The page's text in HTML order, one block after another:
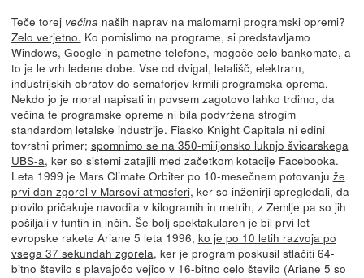
Teče torej večina naših naprav na malomarni programski opremi?
Zelo verjetno. Ko pomislimo na programe, si predstavljamo
Windows, Google in pametne telefone, mogoče celo bankomate, a
to je le vrh ledene dobe. Vse od dvigal, letališč, elektrarn,
industrijskih obratov do semaforjev krmili programska oprema.
Nekdo jo je moral napisati in povsem zagotovo lahko trdimo, da
večina te programske opreme ni bila podvržena strogim
standardom letalske industrije. Fiasko Knight Capitala ni edini
tovrstni primer; spomnimo se na 350-milijonsko luknjo švicarskega
UBS-a, ker so sistemi zatajili med začetkom kotacije Facebooka.
Leta 1999 je Mars Climate Orbiter po 10-mesečnem potovanju že
prvi dan zgorel v Marsovi atmosferi, ker so inženirji spregledali, da
plovilo pričakuje navodila v kilogramih in metrih, z Zemlje pa so jih
pošiljali v funtih in inčih. Še bolj spektakularen je bil prvi let
evropske rakete Ariane 5 leta 1996, ko je po 10 letih razvoja po
vsega 37 sekundah zgorela, ker je program poskusil stlačiti 64-
bitno število s plavajočo vejico v 16-bitno celo število (Ariane 5 so